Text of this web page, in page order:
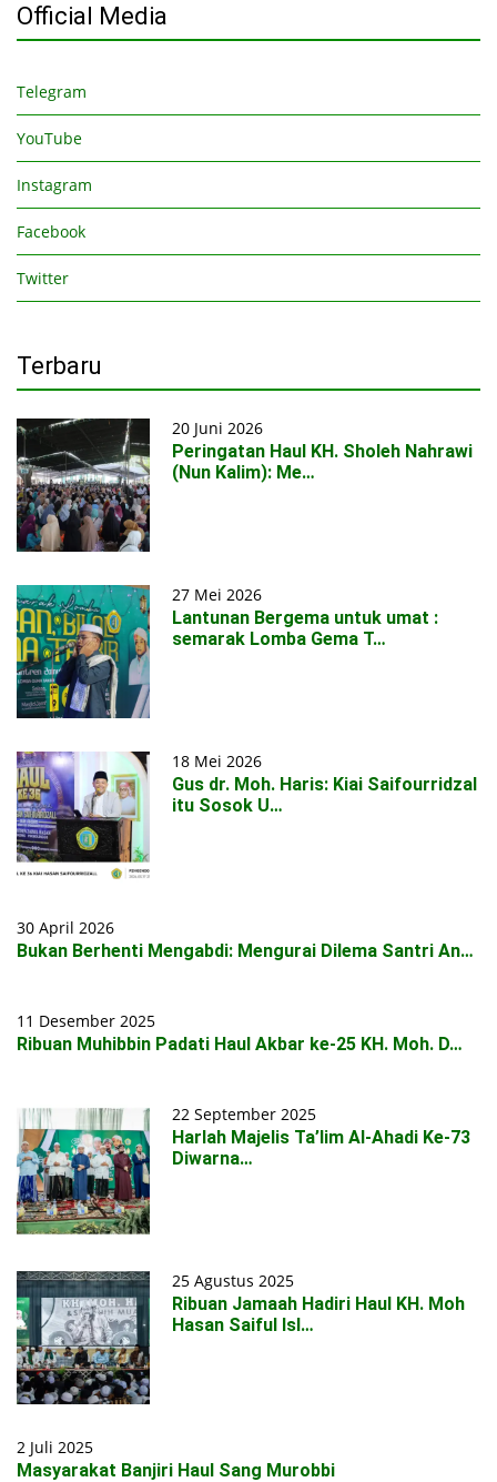
Official Media
Telegram
YouTube
Instagram
Facebook
Twitter
Terbaru
20 Juni 2026
Peringatan Haul KH. Sholeh Nahrawi
(Nun Kalim): Me…
27 Mei 2026
Lantunan Bergema untuk umat :
semarak Lomba Gema T…
18 Mei 2026
Gus dr. Moh. Haris: Kiai Saifourridzal
itu Sosok U…
30 April 2026
Bukan Berhenti Mengabdi: Mengurai Dilema Santri An…
11 Desember 2025
Ribuan Muhibbin Padati Haul Akbar ke-25 KH. Moh. D…
22 September 2025
Harlah Majelis Ta’lim Al-Ahadi Ke-73
Diwarna…
25 Agustus 2025
Ribuan Jamaah Hadiri Haul KH. Moh
Hasan Saiful Isl…
2 Juli 2025
Masyarakat Banjiri Haul Sang Murobbi